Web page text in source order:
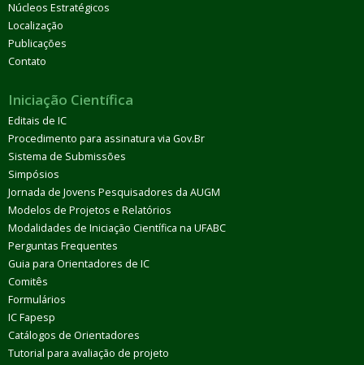
Núcleos Estratégicos
Localização
Publicações
Contato
Iniciação Científica
Editais de IC
Procedimento para assinatura via Gov.Br
Sistema de Submissões
Simpósios
Jornada de Jovens Pesquisadores da AUGM
Modelos de Projetos e Relatórios
Modalidades de Iniciação Científica na UFABC
Perguntas Frequentes
Guia para Orientadores de IC
Comitês
Formulários
IC Fapesp
Catálogos de Orientadores
Tutorial para avaliação de projeto